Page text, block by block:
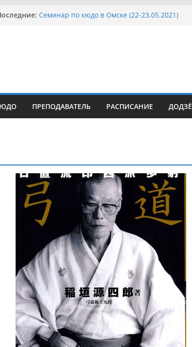
Семинар по кюдо в Омске (22-23.05.2021)
ПРЕПОДАВАТЕЛЬ РАСПИСАНИЕ ДОДЗЁ